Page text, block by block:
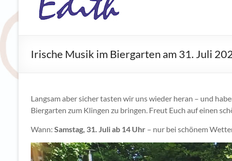
Bioladen
Grünes.
Gutes.
Irische Musik im Biergarten am 31. Juli
Langsam aber sicher tasten wir uns wieder heran – und
Biergarten zum Klingen zu bringen. Freut Euch auf einen
Wann: Samstag, 31. Juli ab 14 Uhr – nur bei schönem